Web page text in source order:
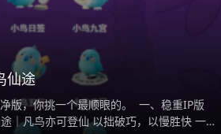
仙途
版，你挑一个最顺眼的。 一、稳重IP版
｜凡鸟亦可登仙 以拙破巧，以慢胜快 一步